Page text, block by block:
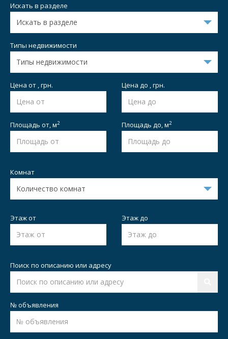
Искать в разделе
Типы недвижимости
Цена от , грн. Цена до , грн.
Площадь от, м2 Площадь до, м2
Комнат
Этаж от Этаж до
Поиск по описанию или адресу
№ объявления